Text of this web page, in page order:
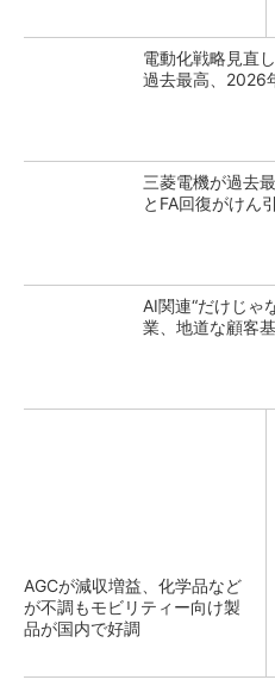
電動化戦略見直
過去最高、2026
三菱電機が過去
とFA回復がけん
AI関連“だけじゃ
業、地道な顧客
AGCが減収増益、化学品など
が不調もモビリティー向け製
品が国内で好調